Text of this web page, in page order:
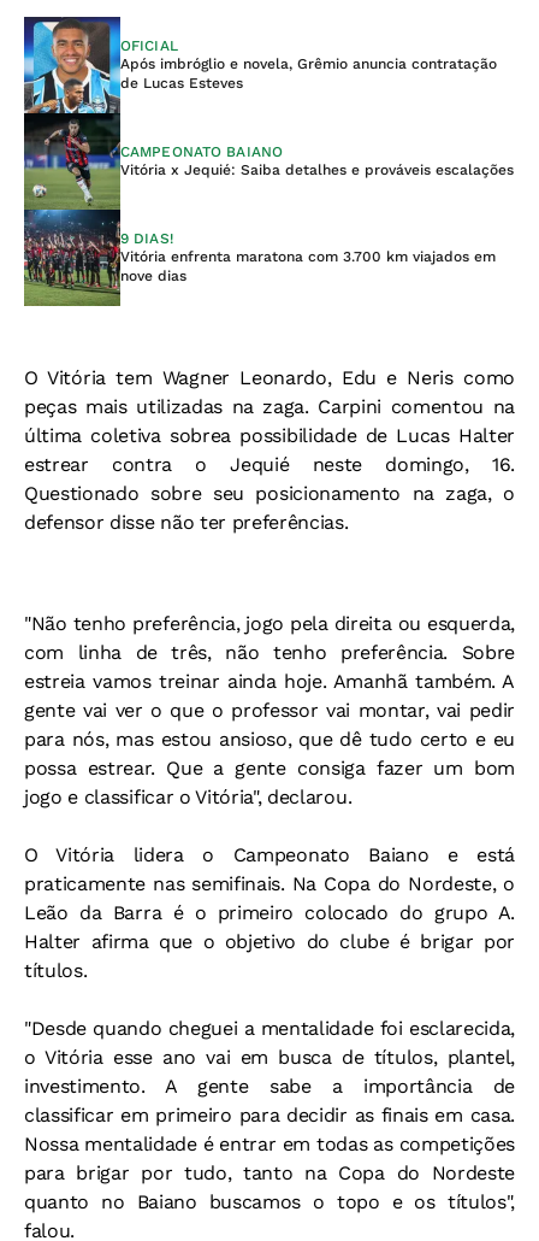
OFICIAL
Após imbróglio e novela, Grêmio anuncia contratação
de Lucas Esteves
CAMPEONATO BAIANO
Vitória x Jequié: Saiba detalhes e prováveis escalações
9 DIAS!
Vitória enfrenta maratona com 3.700 km viajados em
nove dias
O Vitória tem Wagner Leonardo, Edu e Neris como
peças mais utilizadas na zaga. Carpini comentou na
última coletiva sobrea possibilidade de Lucas Halter
estrear contra o Jequié neste domingo, 16.
Questionado sobre seu posicionamento na zaga, o
defensor disse não ter preferências.
"Não tenho preferência, jogo pela direita ou esquerda,
com linha de três, não tenho preferência. Sobre
estreia vamos treinar ainda hoje. Amanhã também. A
gente vai ver o que o professor vai montar, vai pedir
para nós, mas estou ansioso, que dê tudo certo e eu
possa estrear. Que a gente consiga fazer um bom
jogo e classificar o Vitória", declarou.
O Vitória lidera o Campeonato Baiano e está
praticamente nas semifinais. Na Copa do Nordeste, o
Leão da Barra é o primeiro colocado do grupo A.
Halter afirma que o objetivo do clube é brigar por
títulos.
"Desde quando cheguei a mentalidade foi esclarecida,
o Vitória esse ano vai em busca de títulos, plantel,
investimento. A gente sabe a importância de
classificar em primeiro para decidir as finais em casa.
Nossa mentalidade é entrar em todas as competições
para brigar por tudo, tanto na Copa do Nordeste
quanto no Baiano buscamos o topo e os títulos",
falou.